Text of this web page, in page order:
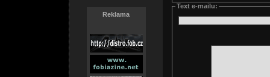
Reklama
Text e-mailu: